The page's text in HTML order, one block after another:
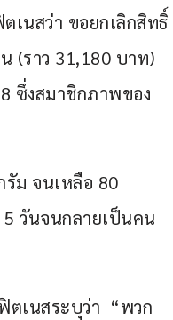
เนสว่า ขอยกเลิกสิทธิ์
(ราว 31,180 บาท)
ซึ่งสมาชิกภาพของ
รัม จนเหลือ 80
วันจนกลายเป็นคน
เนสระบุว่า  “พวก